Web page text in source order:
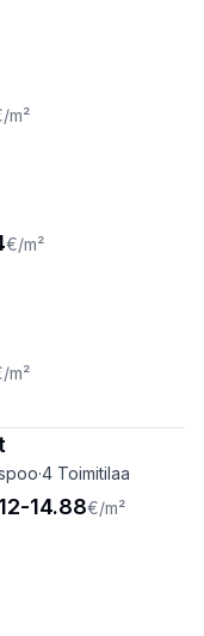
/m²
€/m²
/m²
·4 Toimitilaa
12-14.88€/m²